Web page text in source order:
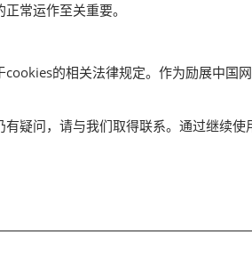
常运作至关重要。
的相关法律规定。作为励展中国
疑问，请与我们取得联系。通过继续